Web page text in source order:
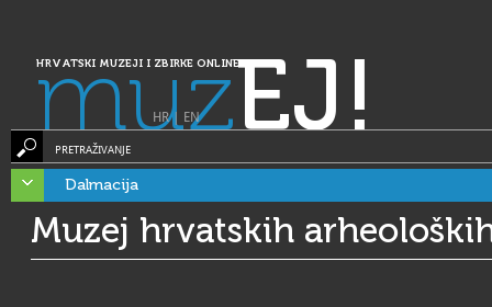
HRVATSKI MUZEJI I ZBIRKE ONLINE
muzEJ!
HR| EN
PRETRAŽIVANJE
Dalmacija
Muzej hrvatskih